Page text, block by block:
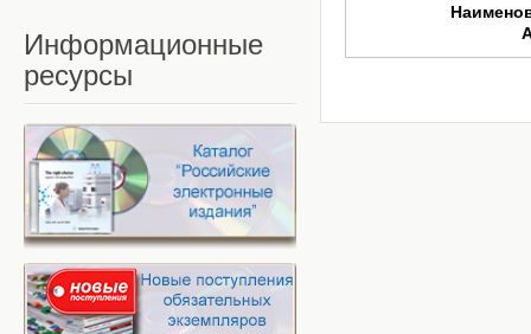
Информационные
ресурсы